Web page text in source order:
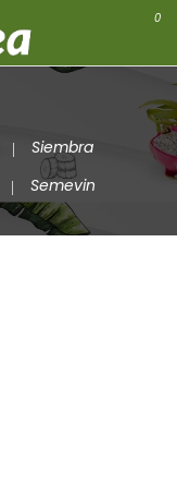
0
Siembra
Semevin